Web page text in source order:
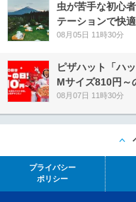
虫が苦手な初心
テーションで快
08月05日 11時30分
ピザハット「ハ
Mサイズ810円～
08月07日 11時30分
プライバシー
ポリシー